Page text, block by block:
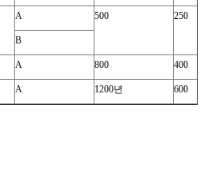
A 500 250
B
A 800 400
A 1200년 600